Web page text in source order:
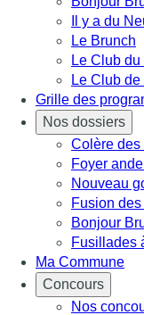
Il y a du
Le Brunch
Le Club
Le Club de
Grille des
Nos dossiers
Colère
Foyer
Nouveau
Fusion
Bonjour
Fusillades
Ma Commune
Concours
Nos